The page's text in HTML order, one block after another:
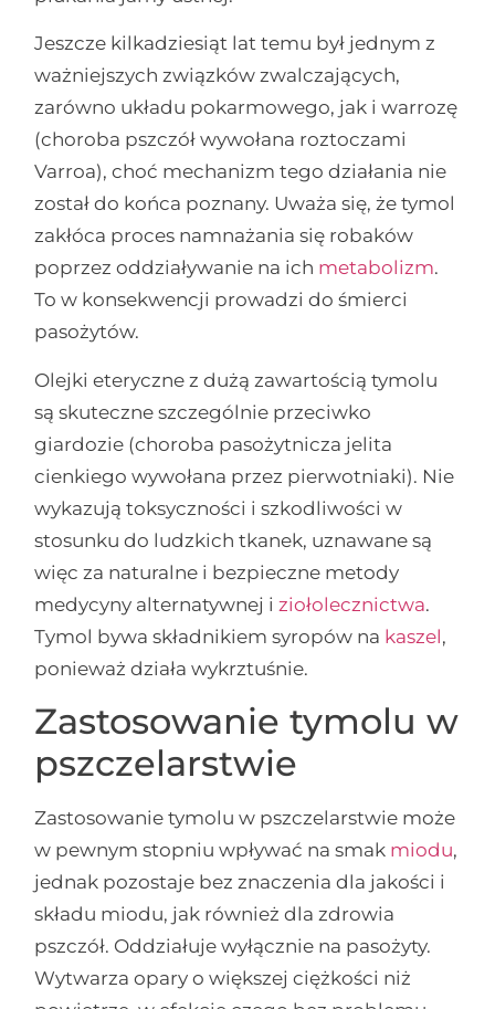
Jeszcze kilkadziesiąt lat temu był jednym z
ważniejszych związków zwalczających,
zarówno układu pokarmowego, jak i warrozę
(choroba pszczół wywołana roztoczami
Varroa), choć mechanizm tego działania nie
został do końca poznany. Uważa się, że tymol
zakłóca proces namnażania się robaków
poprzez oddziaływanie na ich metabolizm.
To w konsekwencji prowadzi do śmierci
pasożytów.
Olejki eteryczne z dużą zawartością tymolu
są skuteczne szczególnie przeciwko
giardozie (choroba pasożytnicza jelita
cienkiego wywołana przez pierwotniaki). Nie
wykazują toksyczności i szkodliwości w
stosunku do ludzkich tkanek, uznawane są
więc za naturalne i bezpieczne metody
medycyny alternatywnej iziołolecznictwa.
Tymol bywa składnikiem syropów na kaszel,
ponieważ działa wykrztuśnie.
Zastosowanie tymolu w
pszczelarstwie
Zastosowanie tymolu w pszczelarstwie może
w pewnym stopniu wpływać na smak miodu,
jednak pozostaje bez znaczenia dla jakości i
składu miodu, jak również dla zdrowia
pszczół. Oddziałuje wyłącznie na pasożyty.
Wytwarza opary o większej ciężkości niż